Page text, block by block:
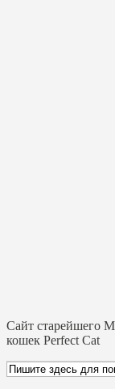
Cайт старейшего
кошек Perfect Cat